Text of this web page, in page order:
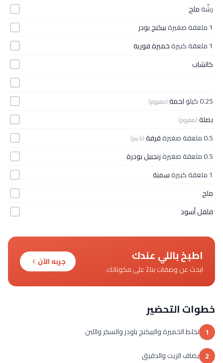
رشّةملح
1 ملعقة صغيرة
بيكنج بودر
1 ملعقة كبيرة
خميرة فورية
كاتشاب
0.25 كيلو لحمة(مفروم)
بصلة(مفروم)
0.5 ملعقة صغيرة قرفة(ناعم)
0.5 ملعقة صغيرة
زنجبيل بودرة
1 ملعقة كبيرة
سمنة
ملح
فلفل أسود
اطبخ باللي عندك
ابحث عن وصفات بناءً على مكوناتك.
جربه الآن
خطوات التحضير
1 تخلط الخميرة والبيكنج باودر والسكر واللبن
2 يضاف الزيت والدقيق